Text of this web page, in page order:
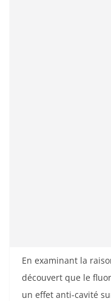
En examinant la
découvert que le
un effet anti-cavité